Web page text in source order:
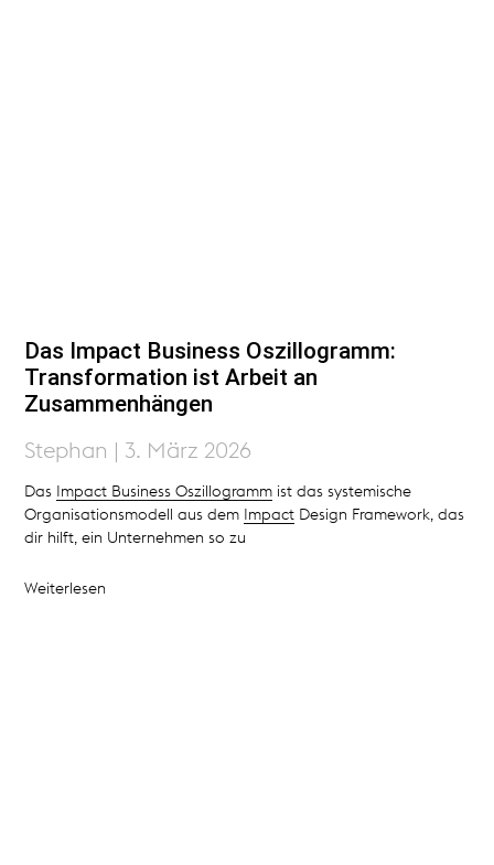
Das Impact Business Oszillogramm:
Transformation ist Arbeit an
Zusammenhängen
Stephan 3. März 2026
Das Impact Business Oszillogramm ist das systemische
Organisationsmodell aus dem Impact Design Framework, das
dir hilft, ein Unternehmen so zu
Weiterlesen